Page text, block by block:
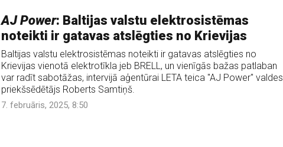
AJ Power: Baltijas valstu elektrosistēmas
noteikti ir gatavas atslēgties no Krievijas
Baltijas valstu elektrosistēmas noteikti ir gatavas atslēgties no
Krievijas vienotā elektrotīkla jeb BRELL, un vienīgās bažas patlaban
var radīt sabotāžas, intervijā aģentūrai LETA teica "AJ Power" valdes
priekšsēdētājs Roberts Samtiņš.
7. februāris, 2025, 8:50